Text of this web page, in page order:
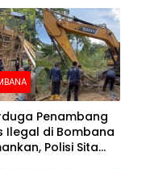
Penambang
Ilegal di Bombana
Polisi Sita